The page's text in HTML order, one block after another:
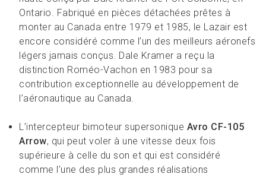
Ontario. Fabriqué en pièces détachées prêtes à
monter au Canada entre 1979 et 1985, le Lazair est
encore considéré comme l’un des meilleurs aéronefs
légers jamais conçus. Dale Kramer a reçu la
distinction Roméo-Vachon en 1983 pour sa
contribution exceptionnelle au développement de
l’aéronautique au Canada.
L’intercepteur bimoteur supersonique Avro CF-105
Arrow, qui peut voler à une vitesse deux fois
supérieure à celle du son et qui est considéré
comme l’une des plus grandes réalisations